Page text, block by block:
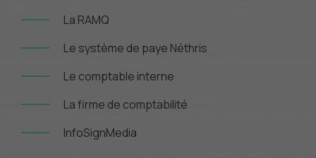
La RAMQ
Le système de paye Néthris
Le comptable interne
La firme de comptabilité
InfoSignMedia